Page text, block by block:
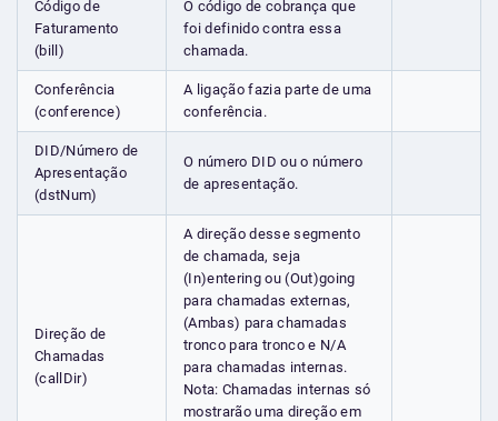
Código de
Faturamento
(bill)
O código de cobrança que
foi definido contra essa
chamada.
Conferência
(conference)
A ligação fazia parte de uma
conferência.
DID/Número de
Apresentação
(dstNum)
O número DID ou o número
de apresentação.
Direção de
Chamadas
(callDir)
A direção desse segmento
de chamada, seja
(In)entering ou (Out)going
para chamadas externas,
(Ambas) para chamadas
tronco para tronco e N/A
para chamadas internas.
Nota: Chamadas internas só
mostrarão uma direção em